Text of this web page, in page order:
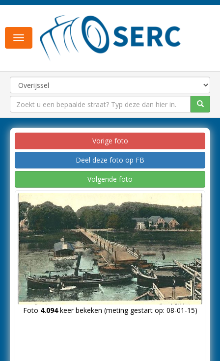
Toggle
navigation
Vorige foto
Deel deze foto op FB
Volgende foto
Foto 4.094keer bekeken (meting gestart op: 08-01-15)